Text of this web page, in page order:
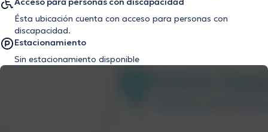
Ésta ubicación cuenta con acceso para personas con
discapacidad.
Estacionamiento
Sin estacionamiento disponible